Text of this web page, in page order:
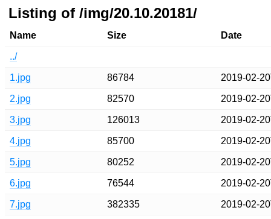
Listing of /img/20.10.20181/
Name Size Date
../
1.jpg 86784 2019-02-
2.jpg 82570 2019-02-
3.jpg 126013 2019-02-
4.jpg 85700 2019-02-
5.jpg 80252 2019-02-
6.jpg 76544 2019-02-
7.jpg 382335 2019-02-